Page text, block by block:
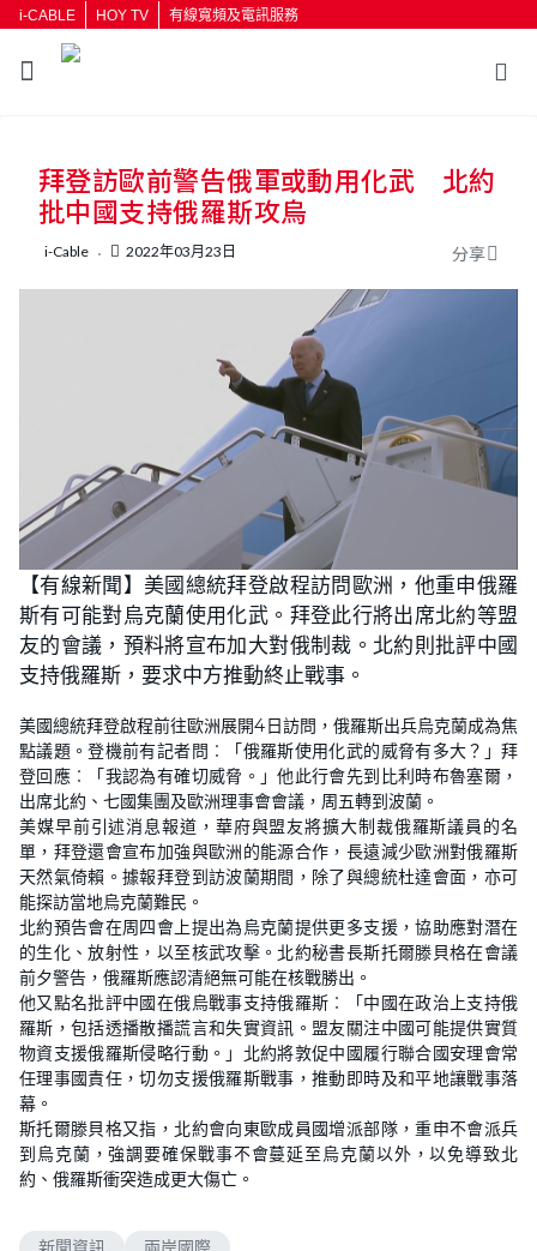
i-CABLE HOY TV 有線寬頻及電訊服務
按輸入鍵開始搜尋
拜登訪歐前警告俄軍或動用化武 北約
批中國支持俄羅斯攻烏
i-Cable 2022年03月23日 分享
【有線新聞】美國總統拜登啟程訪問歐洲，他重申俄羅
斯有可能對烏克蘭使用化武。拜登此行將出席北約等盟
友的會議，預料將宣布加大對俄制裁。北約則批評中國
支持俄羅斯，要求中方推動終止戰事。
美國總統拜登啟程前往歐洲展開4日訪問，俄羅斯出兵烏克蘭成為焦
點議題。登機前有記者問︰「俄羅斯使用化武的威脅有多大？」拜
登回應︰「我認為有確切威脅。」他此行會先到比利時布魯塞爾，
出席北約、七國集團及歐洲理事會會議，周五轉到波蘭。
美媒早前引述消息報道，華府與盟友將擴大制裁俄羅斯議員的名
單，拜登還會宣布加強與歐洲的能源合作，長遠減少歐洲對俄羅斯
天然氣倚賴。據報拜登到訪波蘭期間，除了與總統杜達會面，亦可
能探訪當地烏克蘭難民。
北約預告會在周四會上提出為烏克蘭提供更多支援，協助應對潛在
的生化、放射性，以至核武攻擊。北約秘書長斯托爾滕貝格在會議
前夕警告，俄羅斯應認清絕無可能在核戰勝出。
他又點名批評中國在俄烏戰事支持俄羅斯︰「中國在政治上支持俄
羅斯，包括透播散播謊言和失實資訊。盟友關注中國可能提供實質
物資支援俄羅斯侵略行動。」北約將敦促中國履行聯合國安理會常
任理事國責任，切勿支援俄羅斯戰事，推動即時及和平地讓戰事落
幕。
斯托爾滕貝格又指，北約會向東歐成員國增派部隊，重申不會派兵
到烏克蘭，強調要確保戰事不會蔓延至烏克蘭以外，以免導致北
約、俄羅斯衝突造成更大傷亡。